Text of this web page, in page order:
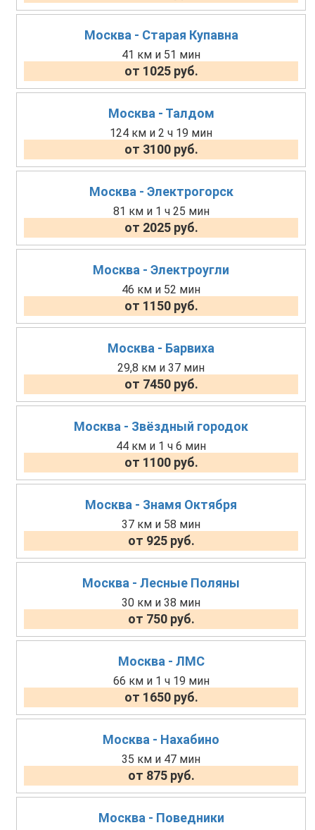
Москва - Старая Купавна
41 км и 51 мин
от 1025 руб.
Москва - Талдом
124 км и 2 ч 19 мин
от 3100 руб.
Москва - Электрогорск
81 км и 1 ч 25 мин
от 2025 руб.
Москва - Электроугли
46 км и 52 мин
от 1150 руб.
Москва - Барвиха
29,8 км и 37 мин
от 7450 руб.
Москва - Звёздный городок
44 км и 1 ч 6 мин
от 1100 руб.
Москва - Знамя Октября
37 км и 58 мин
от 925 руб.
Москва - Лесные Поляны
30 км и 38 мин
от 750 руб.
Москва - ЛМС
66 км и 1 ч 19 мин
от 1650 руб.
Москва - Нахабино
35 км и 47 мин
от 875 руб.
Москва - Поведники